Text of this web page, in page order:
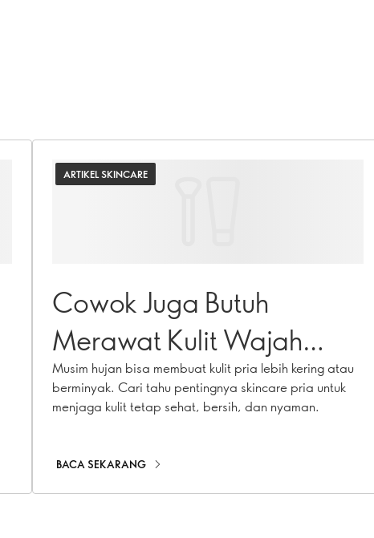
ARTIKEL SKINCARE
Cowok Juga Butuh
Merawat Kulit Wajah
Saat Musim Hujan
Musim hujan bisa membuat kulit pria lebih kering atau
berminyak. Cari tahu pentingnya skincare pria untuk
menjaga kulit tetap sehat, bersih, dan nyaman.
BACA SEKARANG